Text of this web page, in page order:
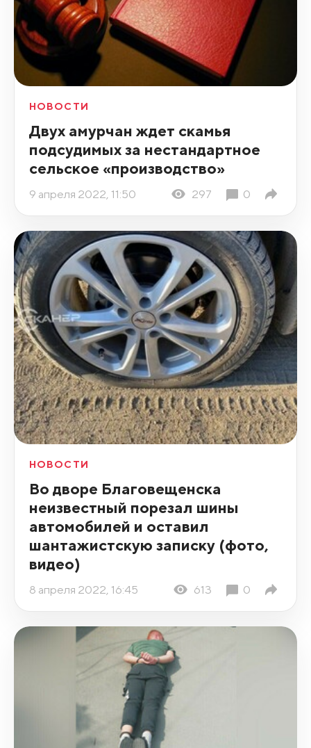
НОВОСТИ
Двух амурчан ждет скамья
подсудимых за нестандартное
сельское «производство»
9 апреля 2022, 11:50 297 0
НОВОСТИ
Во дворе Благовещенска
неизвестный порезал шины
автомобилей и оставил
шантажистскую записку (фото,
видео)
8 апреля 2022, 16:45 613 0